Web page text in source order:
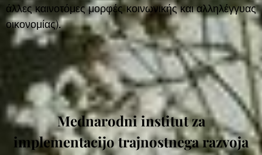
άλλες καινοτόμες μορφές κοινωνικής και αλληλέγγυας
οικονομίας).
Mednarodni institut za
implementacijo trajnostnega razvoja